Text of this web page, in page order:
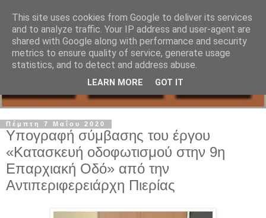
Πέμπτη 7 Μαΐου 2020
Υπογραφή σύμβασης του έργου
«Κατασκευή οδοφωτισμού στην 9η
Επαρχιακή Οδό» από την
Αντιπεριφερειάρχη Πιερίας
This site uses cookies from Google to deliver its services
and to analyze traffic. Your IP address and user-agent are
shared with Google along with performance and security
metrics to ensure quality of service, generate usage
statistics, and to detect and address abuse.
LEARN MORE GOT IT